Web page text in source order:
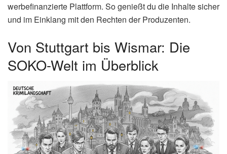
werbefinanzierte Plattform. So genießt du die Inhalte sicher
und im Einklang mit den Rechten der Produzenten.
Von Stuttgart bis Wismar: Die
SOKO-Welt im Überblick